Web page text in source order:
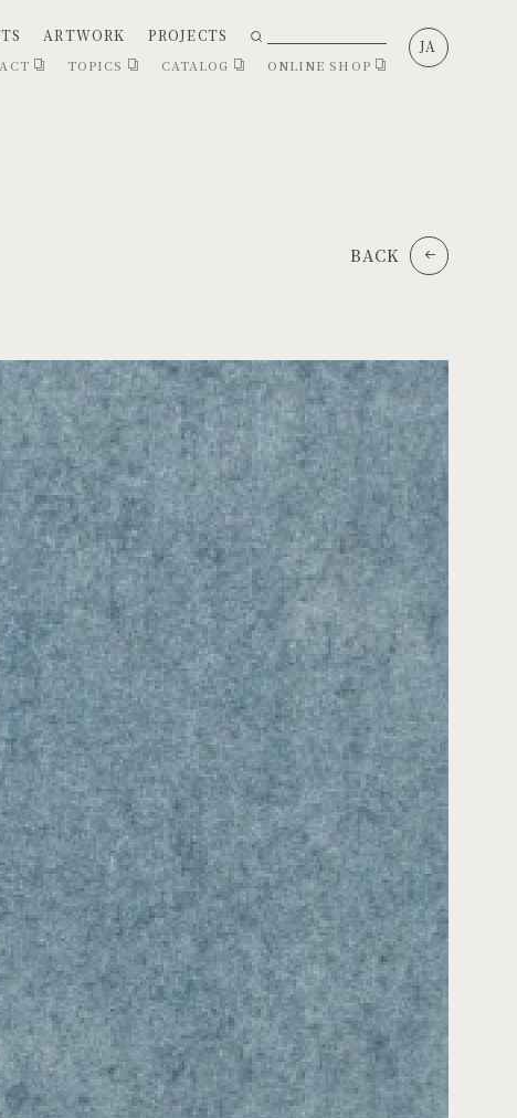
ARTWORK PROJECTS
TOPICS CATALOG ONLINE SHOP
JA
BACK